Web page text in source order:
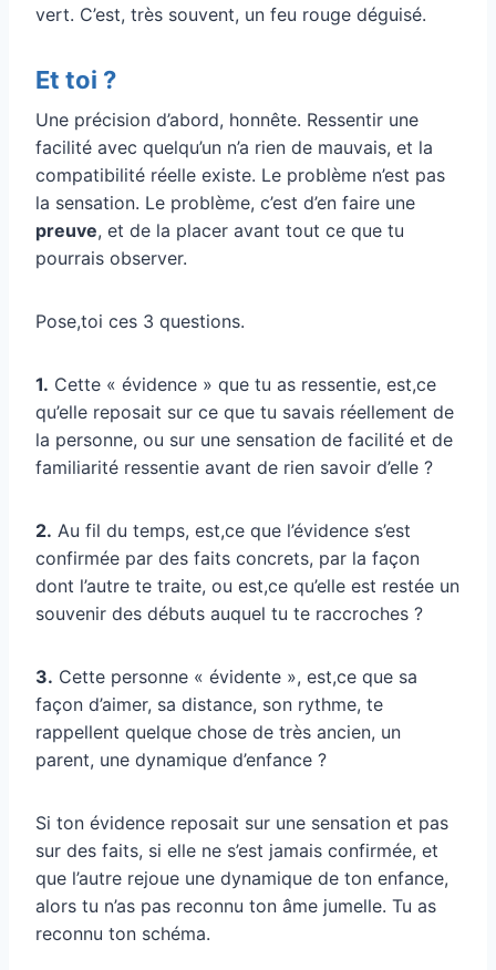
vert. C’est, très souvent, un feu rouge déguisé.
Et toi ?
Une précision d’abord, honnête. Ressentir une
facilité avec quelqu’un n’a rien de mauvais, et la
compatibilité réelle existe. Le problème n’est pas
la sensation. Le problème, c’est d’en faire une
preuve, et de la placer avant tout ce que tu
pourrais observer.
Pose,toi ces 3 questions.
1. Cette « évidence » que tu as ressentie, est,ce
qu’elle reposait sur ce que tu savais réellement de
la personne, ou sur une sensation de facilité et de
familiarité ressentie avant de rien savoir d’elle ?
2. Au fil du temps, est,ce que l’évidence s’est
confirmée par des faits concrets, par la façon
dont l’autre te traite, ou est,ce qu’elle est restée un
souvenir des débuts auquel tu te raccroches ?
3. Cette personne « évidente », est,ce que sa
façon d’aimer, sa distance, son rythme, te
rappellent quelque chose de très ancien, un
parent, une dynamique d’enfance ?
Si ton évidence reposait sur une sensation et pas
sur des faits, si elle ne s’est jamais confirmée, et
que l’autre rejoue une dynamique de ton enfance,
alors tu n’as pas reconnu ton âme jumelle. Tu as
reconnu ton schéma.